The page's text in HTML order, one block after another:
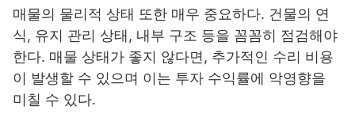
매물의 물리적 상태 또한 매우 중요하다. 건물의 연
식, 유지 관리 상태, 내부 구조 등을 꼼꼼히 점검해야
한다. 매물 상태가 좋지 않다면, 추가적인 수리 비용
이 발생할 수 있으며 이는 투자 수익률에 악영향을
미칠 수 있다.